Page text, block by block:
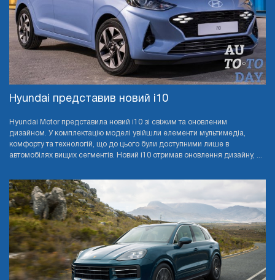
Hyundai представив новий i10
Hyundai Motor представила новий i10 зі свіжим та оновленим
дизайном. У комплектацію моделі увійшли елементи мультимедіа,
комфорту та технологій, що до цього були доступними лише в
автомобілях вищих сегментів. Новий i10 отримав оновлення дизайну, ...